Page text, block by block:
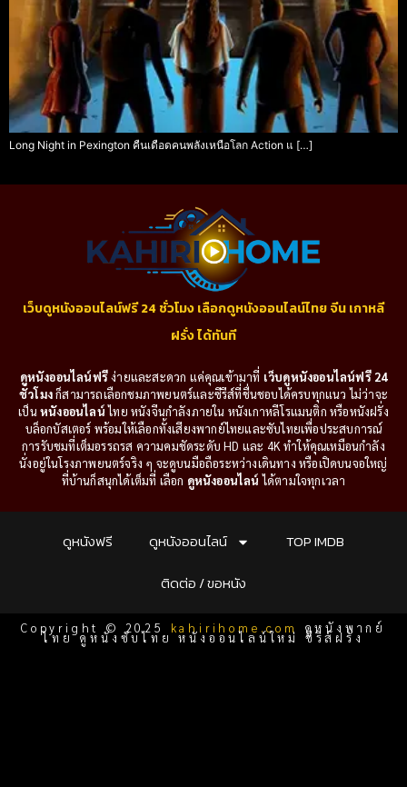
Long Night in Pexington คืนเดือดคนพลังเหนือโลก Action แ […]
เว็บดูหนังออนไลน์ฟรี 24 ชั่วโมง เลือกดูหนังออนไลน์ไทย จีน เกาหลี
ฝรั่ง ได้ทันที
ดูหนังออนไลน์ฟรีง่ายและสะดวก แค่คุณเข้ามาที่ เว็บดูหนังออนไลน์ฟรี 24
ชั่วโมงก็สามารถเลือกชมภาพยนตร์และซีรีส์ที่ชื่นชอบได้ครบทุกแนว ไม่ว่าจะ
เป็นหนังออนไลน์ไทย หนังจีนกำลังภายใน หนังเกาหลีโรแมนติก หรือหนังฝรั่ง
บล็อกบัสเตอร์ พร้อมให้เลือกทั้งเสียงพากย์ไทยและซับไทยเพื่อประสบการณ์
การรับชมที่เต็มอรรถรส ความคมชัดระดับ HD และ 4K ทำให้คุณเหมือนกำลัง
นั่งอยู่ในโรงภาพยนตร์จริง ๆ จะดูบนมือถือระหว่างเดินทาง หรือเปิดบนจอใหญ่
ที่บ้านก็สนุกได้เต็มที่ เลือก ดูหนังออนไลน์ ได้ตามใจทุกเวลา
ดูหนังฟรี ดูหนังออนไลน์
TOP IMDB
ติดต่อ / ขอหนัง
Copyright © 2025 kahirihome.com ดูหนังพากย์
ไทย ดูหนังซับไทย หนังออนไลน์ใหม่ ซีรีส์ฝรั่ง